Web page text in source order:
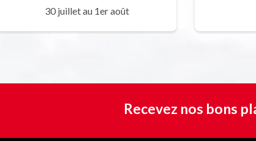
30 juillet au 1er août
Recevez nos bons